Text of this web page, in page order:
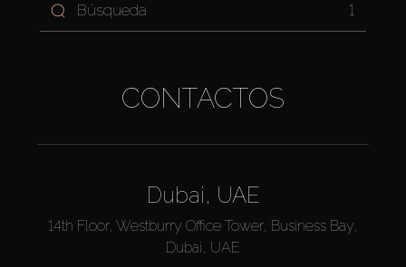
1
CONTACTOS
Dubai, UAE
14th Floor, Westburry Office Tower, Business Bay,
Dubai, UAE